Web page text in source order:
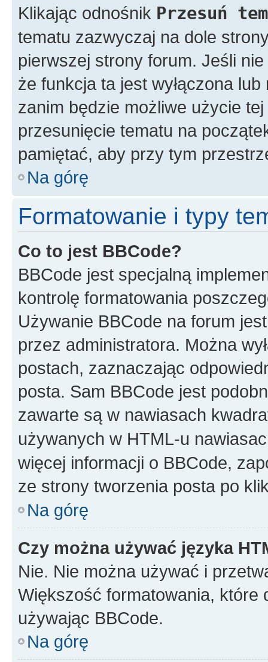
Klikając odnośnik Przesuń
tematu zazwyczaj na dole
pierwszej strony forum. Jeśli
że funkcja ta jest wyłączona
zanim będzie możliwe użycie
przesunięcie tematu na
pamiętać, aby przy tym
Na górę
Formatowanie i typy
Co to jest BBCode?
BBCode jest specjalną
kontrolę formatowania
Używanie BBCode na forum
przez administratora. Można
postach, zaznaczając
posta. Sam BBCode jest
zawarte są w nawiasach
używanych w HTML-u
więcej informacji o BBCode,
ze strony tworzenia posta po
Na górę
Czy można używać języka
Nie. Nie można używać i
Większość formatowania,
używając BBCode.
Na górę